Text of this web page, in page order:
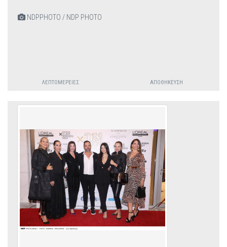
NDPPHOTO / NDP PHOTO
ΛΕΠΤΟΜΈΡΕΙΕΣ ΑΠΟΘΉΚΕΥΣΗ